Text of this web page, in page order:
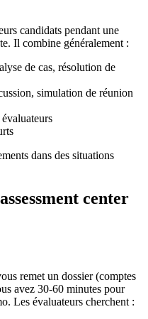
candidats pendant une
Il combine généralement :
de cas, résolution de
simulation de réunion
dans des situations
center
remet un dossier (comptes
avez 30-60 minutes pour
Les évaluateurs cherchent :